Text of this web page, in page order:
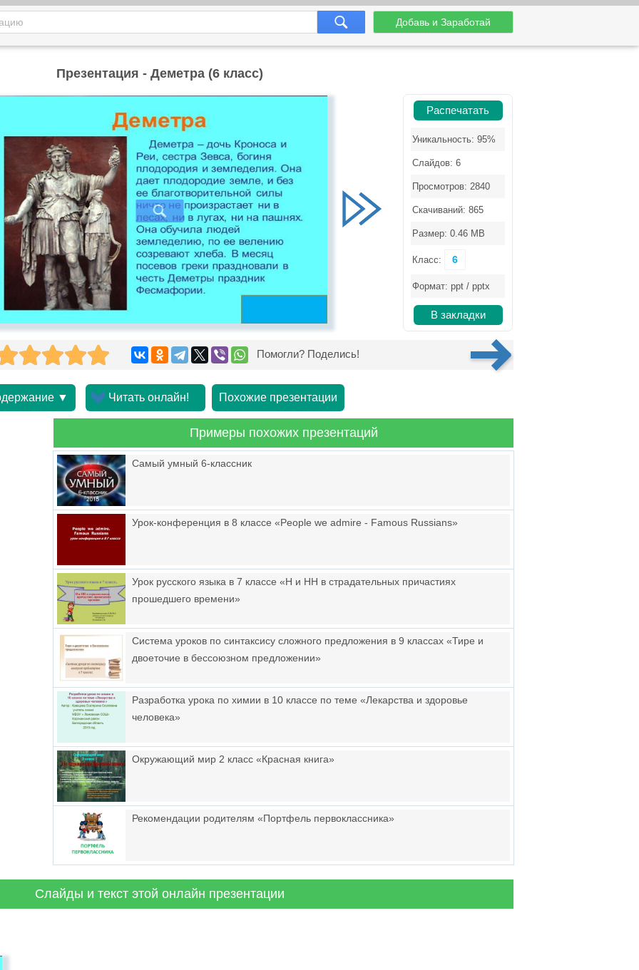
Добавь и Заработай
Презентация - Деметра (6 класс)
Распечатать
Уникальность: 95%
Слайдов: 6
Просмотров: 2840
Скачиваний: 865
Размер: 0.46 MB
Класс: 6
Формат: ppt / pptx
В закладки
Помогли? Поделись!
▼ Читать онлайн! Похожие презентации
Примеры похожих презентаций
Самый умный 6-классник
Урок-конференция в 8 классе «People we admire - Famous Russians»
Урок русского языка в 7 классе «Н и НН в страдательных причастиях
прошедшего времени»
Система уроков по синтаксису сложного предложения в 9 классах «Тире и
двоеточие в бессоюзном предложении»
Разработка урока по химии в 10 классе по теме «Лекарства и здоровье
человека»
Окружающий мир 2 класс «Красная книга»
Рекомендации родителям «Портфель первоклассника»
Слайды и текст этой онлайн презентации